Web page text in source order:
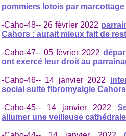
pommiers lotois par marcottage
-Caho-48-- 26 février 2022
Cahors : aurait mieux fait de
-Caho-47-- 05 février 2022
ont exercé leur droit au
-Caho-46-- 14 janvier 2022
social suite fibromyalgie Cahors
-Caho-45-- 14 janvier 2022
allumer une veilleuse